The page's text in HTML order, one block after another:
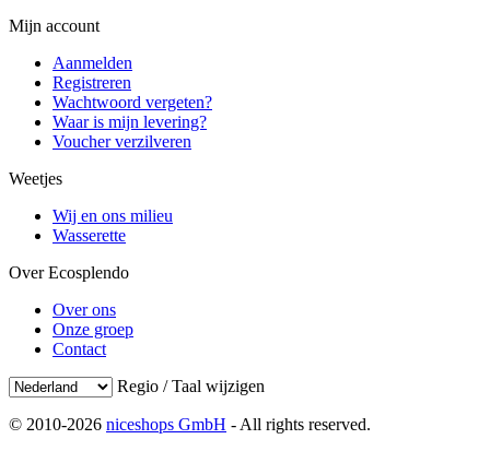
Mijn account
Aanmelden
Registreren
Wachtwoord vergeten?
Waar is mijn levering?
Voucher verzilveren
Weetjes
Wij en ons milieu
Wasserette
Over Ecosplendo
Over ons
Onze groep
Contact
Regio / Taal wijzigen
© 2010-2026 niceshops GmbH - All rights reserved.